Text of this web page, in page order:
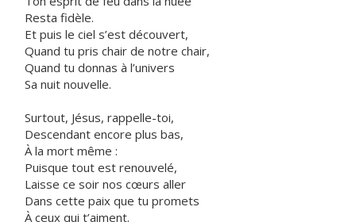
Resta fidèle.
Et puis le ciel s’est découvert,
Quand tu pris chair de notre chair,
Quand tu donnas à l’univers
Sa nuit nouvelle.
Surtout, Jésus, rappelle-toi,
Descendant encore plus bas,
À la mort même :
Puisque tout est renouvelé,
Laisse ce soir nos cœurs aller
Dans cette paix que tu promets
À ceux qui t’aiment.